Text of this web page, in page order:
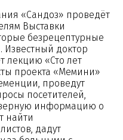
«Сандоз» проведёт
Выставки
безрецептурные
Известный доктор
лекцию «Сто лет
проекта «Мемини»
проведут
посетителей,
информацию о
найти
дадут